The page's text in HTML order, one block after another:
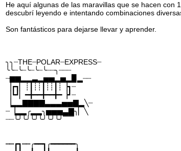
He aquí algunas de las maravillas que se hacen con
descubrí leyendo e intentando combinaciones
Son fantásticos para dejarse llevar y aprender.
╮╮┈THE┈POLAR┈EXPRESS┈
╰╰┈╰┈╰┈╰┈╰┈┈╮┈┈┈
┈▆▆▂▂▃▂▅▅▂▅▂▉▂┈┈
▕┏┓▏┊┃┊┊┃┊┊┃┊▕┓┈
▕┗┛▏━╋━━╋━━╋━▕┛┈
▕▂▂▇▇▇▇▃▃▃▅▅▇▂╲┈
┈▕▂▂╭▂▂╮▅▅▅▃▇╮▏╲
┈┈╰╯╰╯╰╯╰╯╰╯╰╯▔▔
┉┉┏┓┉┉╭━━┓╭━━━━━━╮